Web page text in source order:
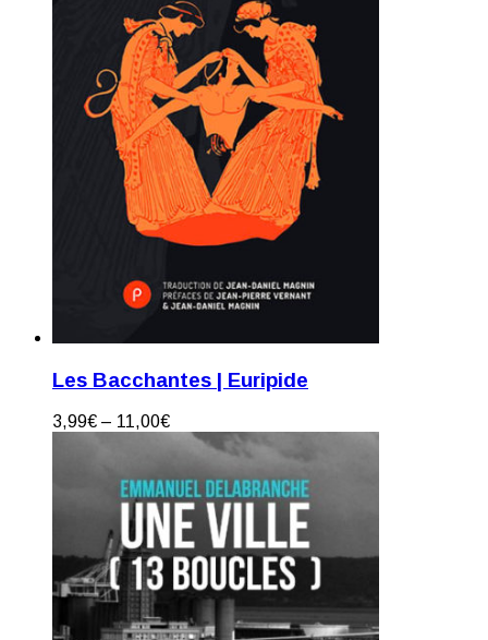
Les Bacchantes | Euripide
3,99€ – 11,00€